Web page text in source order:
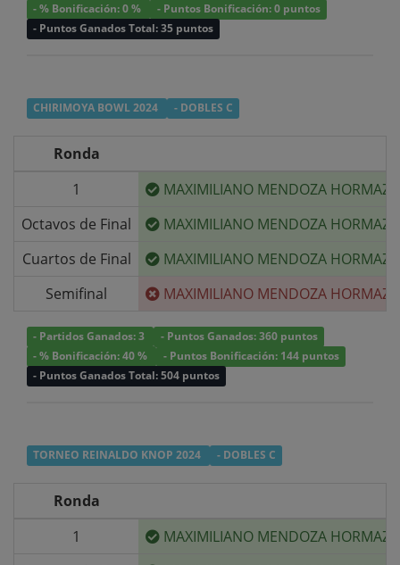
- % Bonificación: 0 %
- Puntos Bonificación: 0 puntos
- Puntos Ganados Total: 35 puntos
CHIRIMOYA BOWL 2024 - DOBLES C
Ronda
1
MAXIMILIANO MENDOZA
Octavos de Final
MAXIMILIANO MENDOZA
Cuartos de Final
MAXIMILIANO MENDOZA
Semifinal
MAXIMILIANO MENDOZA
- Partidos Ganados: 3
- Puntos Ganados: 360 puntos
- % Bonificación: 40 %
- Puntos Bonificación: 144 puntos
- Puntos Ganados Total: 504 puntos
TORNEO REINALDO KNOP 2024 - DOBLES C
Ronda
1
MAXIMILIANO MENDOZA